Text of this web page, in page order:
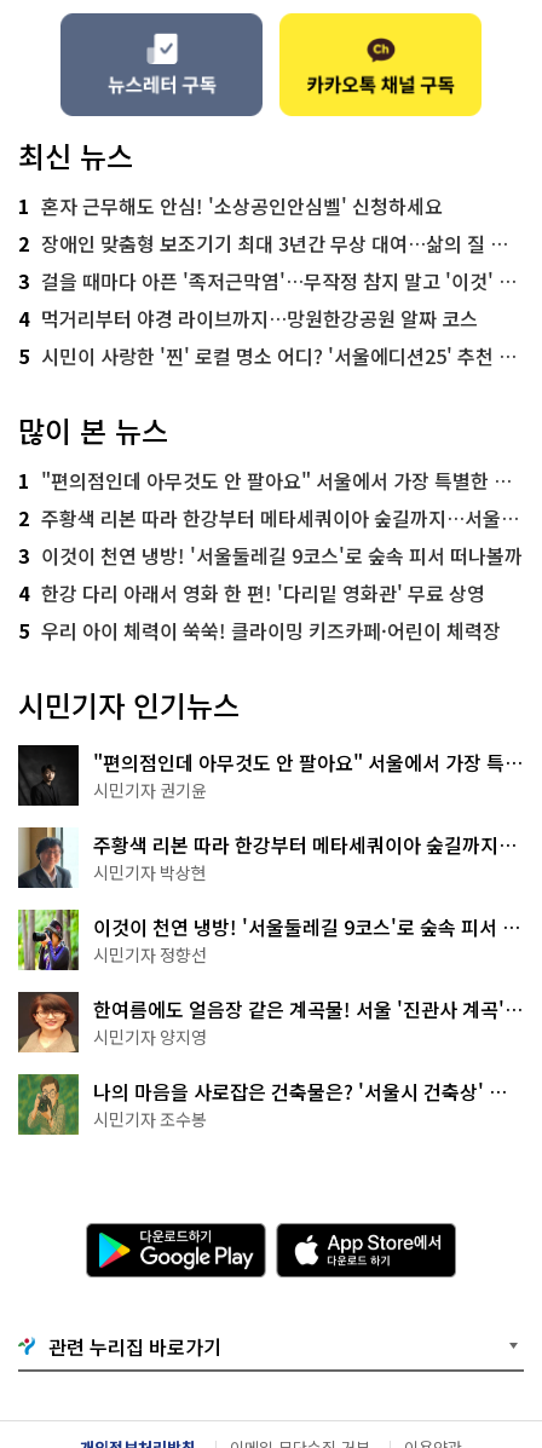
최신 뉴스
1 혼자 근무해도 안심! '소상공인안심벨' 신청하세요
2 장애인 맞춤형 보조기기 최대 3년간 무상 대여…삶의 질 높인다
3 걸을 때마다 아픈 '족저근막염'…무작정 참지 말고 '이것' 해보세요!
4 먹거리부터 야경 라이브까지…망원한강공원 알짜 코스
5 시민이 사랑한 '찐' 로컬 명소 어디? '서울에디션25' 추천 코스
많이 본 뉴스
1 "편의점인데 아무것도 안 팔아요" 서울에서 가장 특별한 편의점의 정체
2 주황색 리본 따라 한강부터 메타세쿼이아 숲길까지…서울둘레길 15코스
3 이것이 천연 냉방! '서울둘레길 9코스'로 숲속 피서 떠나볼까
4 한강 다리 아래서 영화 한 편! '다리밑 영화관' 무료 상영
5 우리 아이 체력이 쑥쑥! 클라이밍 키즈카페·어린이 체력장
시민기자 인기뉴스
"편의점인데 아무것도 안 팔아요" 서울에서 가장 특별
한 편의점의 정체
시민기자 권기윤
주황색 리본 따라 한강부터 메타세쿼이아 숲길까지…
서울둘레길 15코스
시민기자 박상현
이것이 천연 냉방! '서울둘레길 9코스'로 숲속 피서 떠
나볼까
시민기자 정향선
한여름에도 얼음장 같은 계곡물! 서울 '진관사 계곡'이
천국이네~
시민기자 양지영
나의 마음을 사로잡은 건축물은? '서울시 건축상' 수
상작 공개!
시민기자 조수봉
다
운
로
기
G
o
g
l
A
p
p
e
서
다
관련 누리집 바로가기